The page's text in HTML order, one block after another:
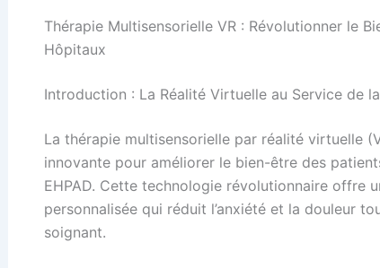
Thérapie Multisensorielle VR : Révolutionner le
Hôpitaux
Introduction : La Réalité Virtuelle au Service de
La thérapie multisensorielle par réalité virtuelle
innovante pour améliorer le bien-être des
EHPAD. Cette technologie révolutionnaire offre
personnalisée qui réduit l’anxiété et la douleur
soignant.